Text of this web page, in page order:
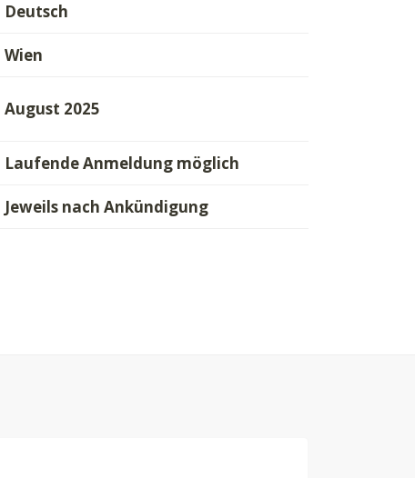
Deutsch
Wien
August 2025
Laufende Anmeldung möglich
Jeweils nach Ankündigung